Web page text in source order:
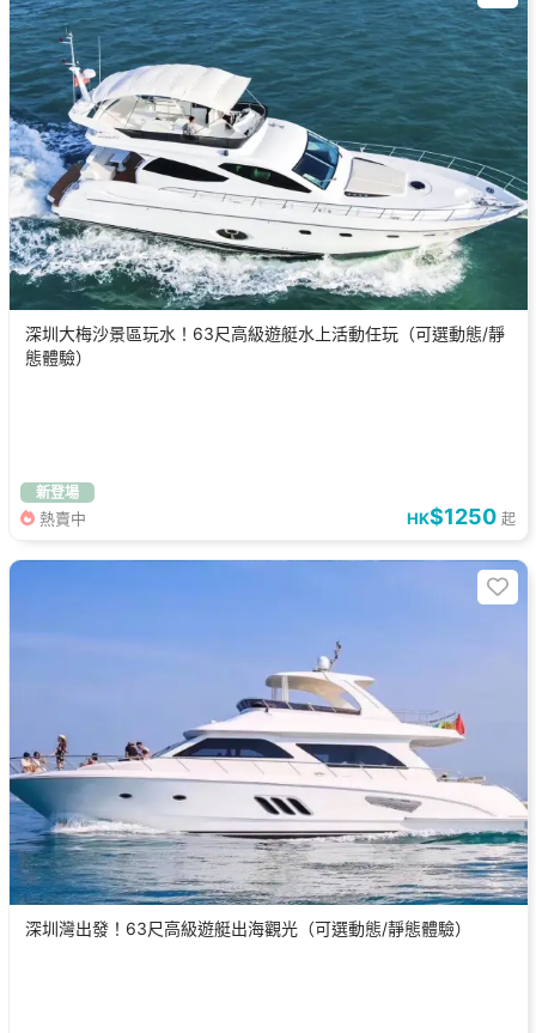
深圳大梅沙景區玩水！63尺高級遊艇水上活動任玩（可選動態/靜
態體驗）
新登場
熱賣中 HK$1250 起
深圳灣出發！63尺高級遊艇出海觀光（可選動態/靜態體驗）